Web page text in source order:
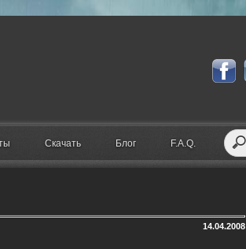
Скачать Блог F.A.Q.
14.04.2008